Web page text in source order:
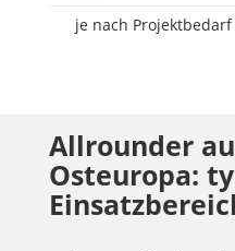
je nach
Allrounder
Osteuropa: